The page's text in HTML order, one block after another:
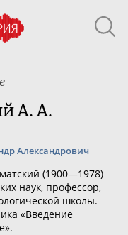
А. А.
Александрович
(1900—1978)
наук, профессор,
школы.
«Введение